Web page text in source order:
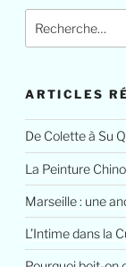
pour
ARTICLES
De Colette à Su
La Peinture
Marseille : une
L’Intime dans la